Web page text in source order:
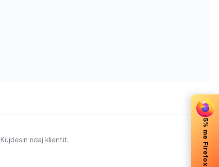
-5% me Firefox
ndaj klientit.